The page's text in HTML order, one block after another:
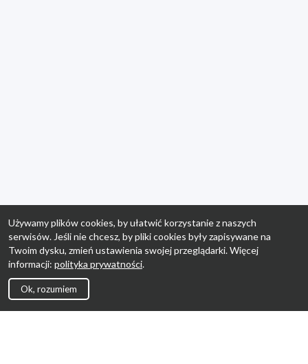
Używamy plików cookies, by ułatwić korzystanie z naszych
serwisów. Jeśli nie chcesz, by pliki cookies były zapisywane na
Twoim dysku, zmień ustawienia swojej przeglądarki. Więcej
informacji: polityka prywatności.
Ok, rozumiem